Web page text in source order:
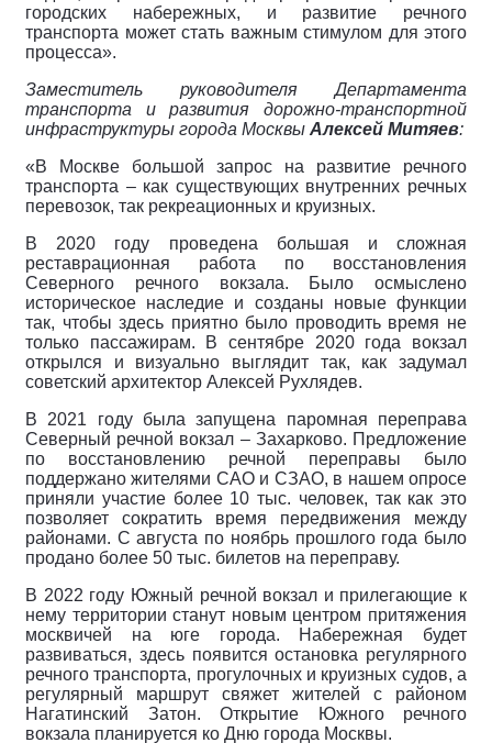
городских набережных, и развитие речного
транспорта может стать важным стимулом для этого
процесса».
Заместитель руководителя Департамента
транспорта и развития дорожно-транспортной
инфраструктуры города Москвы Алексей Митяев:
«В Москве большой запрос на развитие речного
транспорта – как существующих внутренних речных
перевозок, так рекреационных и круизных.
В 2020 году проведена большая и сложная
реставрационная работа по восстановления
Северного речного вокзала. Было осмыслено
историческое наследие и созданы новые функции
так, чтобы здесь приятно было проводить время не
только пассажирам. В сентябре 2020 года вокзал
открылся и визуально выглядит так, как задумал
советский архитектор Алексей Рухлядев.
В 2021 году была запущена паромная переправа
Северный речной вокзал – Захарково. Предложение
по восстановлению речной переправы было
поддержано жителями САО и СЗАО, в нашем опросе
приняли участие более 10 тыс. человек, так как это
позволяет сократить время передвижения между
районами. С августа по ноябрь прошлого года было
продано более 50 тыс. билетов на переправу.
В 2022 году Южный речной вокзал и прилегающие к
нему территории станут новым центром притяжения
москвичей на юге города. Набережная будет
развиваться, здесь появится остановка регулярного
речного транспорта, прогулочных и круизных судов, а
регулярный маршрут свяжет жителей с районом
Нагатинский Затон. Открытие Южного речного
вокзала планируется ко Дню города Москвы.